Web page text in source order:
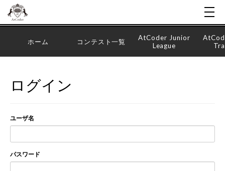
ホーム コンテスト一覧
AtCoder Junior
League
ログイン
ユーザ名
パスワード